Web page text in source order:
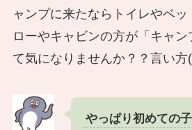
ャンプに来たならトイレやベ
ローやキャビンの方が「キャ
て気になりませんか？？言い方
やっぱり初めての